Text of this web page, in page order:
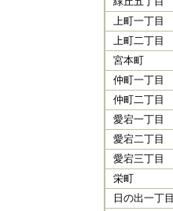
上町一丁目
上町二丁目
宮本町
仲町一丁目
仲町二丁目
愛宕一丁目
愛宕二丁目
愛宕三丁目
栄町
日の出一丁目